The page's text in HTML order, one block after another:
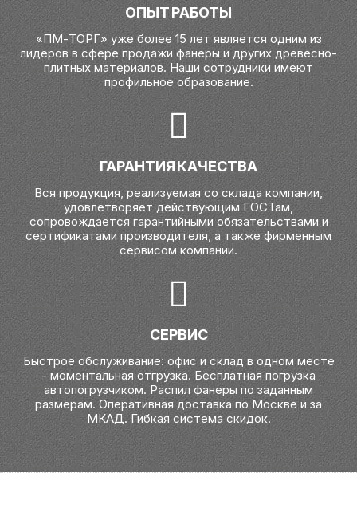
ОПЫТ РАБОТЫ
«ПМ-ТОРГ» уже более 15 лет является одним из
лидеров в сфере продажи фанеры и других древесно-
плитных материалов. Наши сотрудники имеют
профильное образование.
ГАРАНТИЯ КАЧЕСТВА
Вся продукция, реализуемая со склада компании,
удовлетворяет действующим ГОСТам,
сопровождается гарантийными обязательствами и
сертификатами производителя, а также фирменным
сервисом компании.
СЕРВИС
Быстрое обслуживание: офис и склад в одном месте
- моментальная отгрузка. Бесплатная погрузка
автопогрузчиком. Распил фанеры по заданным
размерам. Оперативная доставка по Москве и за
МКАД. Гибкая система скидок.